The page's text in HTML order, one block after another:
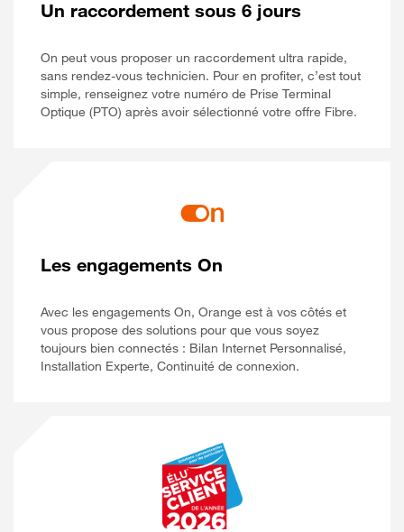
Un raccordement sous 6 jours
On peut vous proposer un raccordement ultra rapide,
sans rendez-vous technicien. Pour en profiter, c’est tout
simple, renseignez votre numéro de Prise Terminal
Optique (PTO) après avoir sélectionné votre offre Fibre.
Les engagements On
Avec les engagements On, Orange est à vos côtés et
vous propose des solutions pour que vous soyez
toujours bien connectés : Bilan Internet Personnalisé,
Installation Experte, Continuité de connexion.